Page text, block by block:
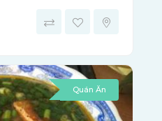
Quán Ăn